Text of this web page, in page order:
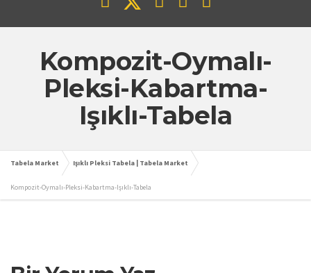
Kompozit-Oymalı-
Pleksi-Kabartma-
Işıklı-Tabela
Tabela Market Işıklı Pleksi Tabela | Tabela Market
Kompozit-Oymalı-Pleksi-Kabartma-Işıklı-Tabela